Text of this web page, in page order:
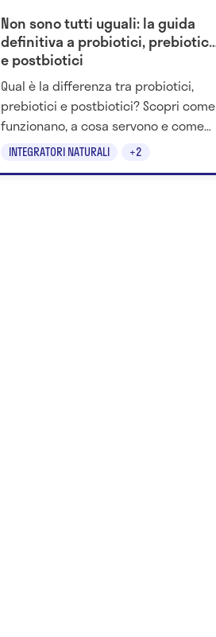
INTEGRATORI NATURALI +2
Non sono tutti uguali: la guida
definitiva a probiotici, prebiotici
e postbiotici
Qual è la differenza tra probiotici,
prebiotici e postbiotici? Scopri come
funzionano, a cosa servono e come
scegliere quelli giusti per il